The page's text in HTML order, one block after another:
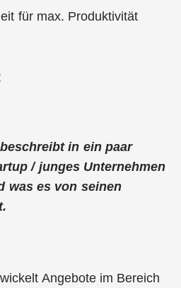
für max. Produktivität
in ein paar
/ junges Unternehmen
was es von seinen
Angebote im Bereich